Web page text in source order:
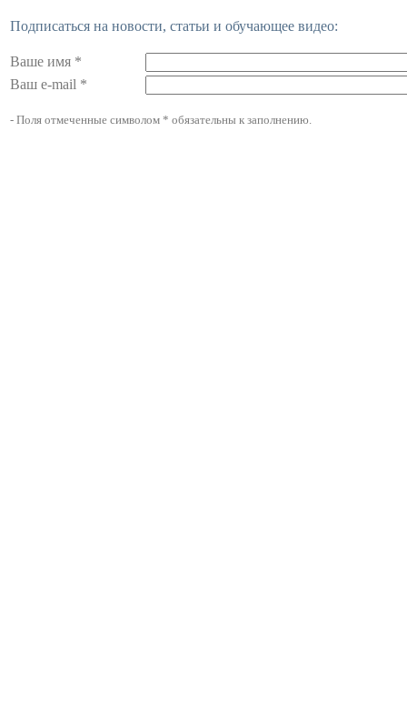
Подписаться на новости, статьи и обучающее видео:
Ваше имя *
Ваш e-mail *
- Поля отмеченные символом * обязательны к заполнению.